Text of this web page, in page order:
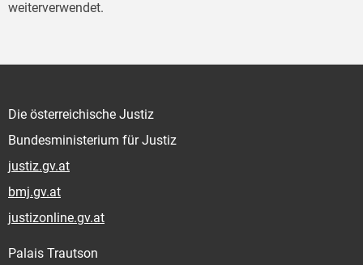
weiterverwendet.
Die österreichische Justiz
Bundesministerium für Justiz
justiz.gv.at
bmj.gv.at
justizonline.gv.at
Palais Trautson